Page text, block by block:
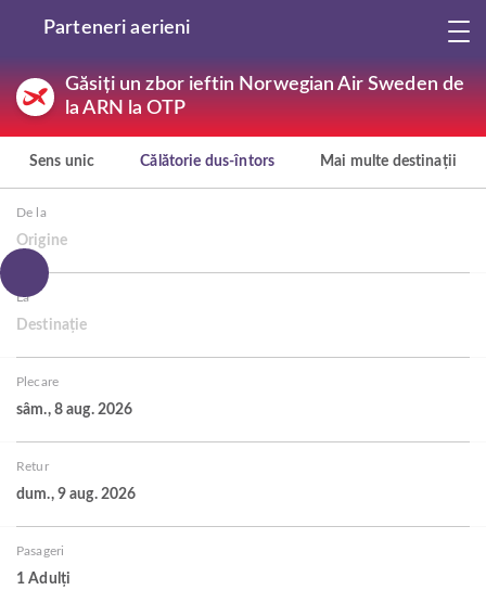
Parteneri aerieni
Găsiți un zbor ieftin Norwegian Air Sweden de
la ARN la OTP
Sens unic Călătorie dus-întors Mai multe destinații
De la
Origine
La
Destinație
Plecare
sâm., 8 aug. 2026
Retur
dum., 9 aug. 2026
Pasageri
1 Adulți